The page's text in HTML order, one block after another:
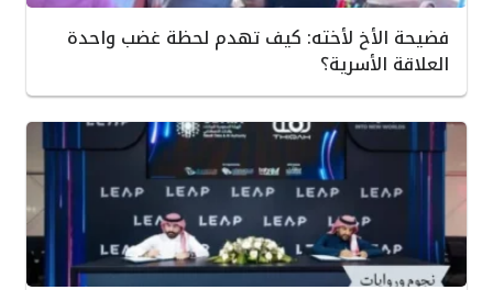
فضيحة الأخ لأخته: كيف تهدم لحظة غضب واحدة
العلاقة الأسرية؟